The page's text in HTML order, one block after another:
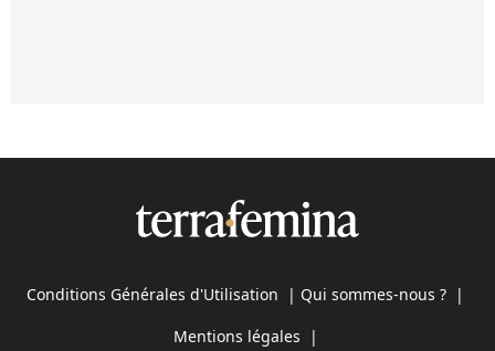
Conditions Générales d'Utilisation | Qui sommes-nous ? |
Mentions légales |